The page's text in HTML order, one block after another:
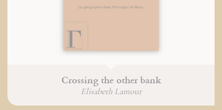
Crossing the other bank
Elisabeth Lamour